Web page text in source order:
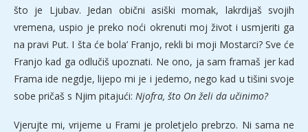
što je Ljubav. Jedan obični asiški momak, lakrdijaš svojih
vremena, uspio je preko noći okrenuti moj život i usmjeriti ga
na pravi Put. I šta će bola’ Franjo, rekli bi moji Mostarci? Sve će
Franjo kad ga odlučiš upoznati. Ne ono, ja sam framaš jer kad
Frama ide negdje, lijepo mi je i jedemo, nego kad u tišini svoje
sobe pričaš s Njim pitajući: Njofra, što On želi da učinimo?
Vjerujte mi, vrijeme u Frami je proletjelo prebrzo. Ni sama ne